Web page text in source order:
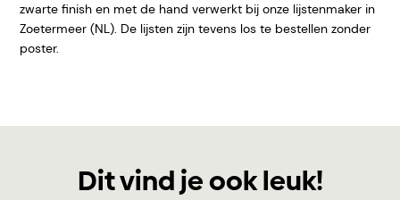
zwarte finish en met de hand verwerkt bij onze lijstenmaker in
Zoetermeer (NL). De lijsten zijn tevens los te bestellen zonder
poster.
Dit vind je ook leuk!